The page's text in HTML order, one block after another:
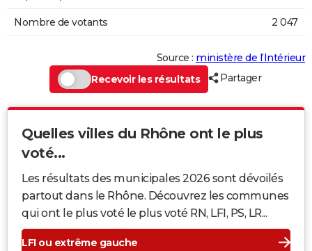
Nombre de votants 2 047
Source : ministère de l’Intérieur
Recevoir les résultats
Partager
Quelles villes du Rhône ont le plus
voté...
Les résultats des municipales 2026 sont dévoilés
partout dans le Rhône. Découvrez les communes
qui ont le plus voté le plus voté RN, LFI, PS, LR...
LFI ou extrême gauche